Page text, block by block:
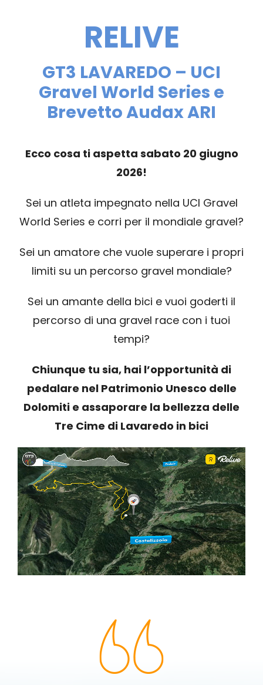
MERCHANDISING
CLASSIFICHE
RELIVE
GT3 LAVAREDO – UCI
Gravel World Series e
Brevetto Audax ARI
Ecco cosa ti aspetta sabato 20 giugno
2026!
Sei un atleta impegnato nella UCI Gravel
World Series e corri per il mondiale gravel?
Sei un amatore che vuole superare i propri
limiti su un percorso gravel mondiale?
Sei un amante della bici e vuoi goderti il
percorso di una gravel race con i tuoi
tempi?
Chiunque tu sia, hai l’opportunità di
pedalare nel Patrimonio Unesco delle
Dolomiti e assaporare la bellezza delle
Tre Cime di Lavaredo in bici